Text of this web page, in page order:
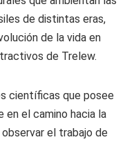
de distintas eras,
de la vida en
de Trelew.
científicas que posee
en el camino hacia la
el trabajo de